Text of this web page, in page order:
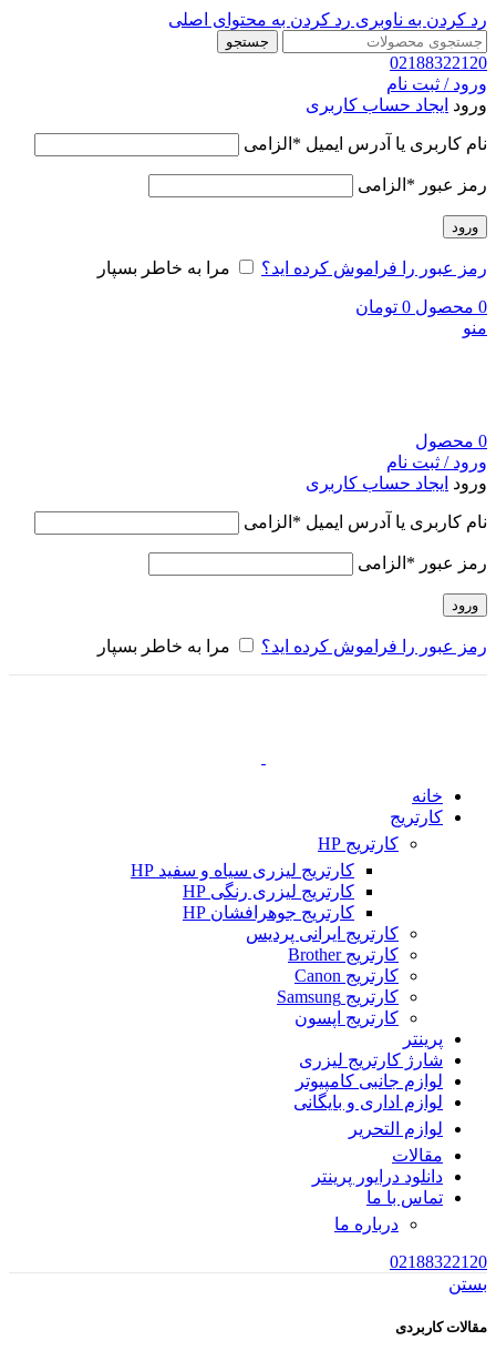
رد کردن به ناوبری رد کردن به محتوای اصلی
جستجو
02188322120
ورود / ثبت نام
ورود ایجاد حساب کاربری
نام کاربری یا آدرس ایمیل * الزامی
رمز عبور * الزامی
ورود
رمز عبور را فراموش کرده اید؟ مرا به خاطر بسپار
0 محصول 0 تومان
منو
0 محصول
ورود / ثبت نام
ورود ایجاد حساب کاربری
نام کاربری یا آدرس ایمیل * الزامی
رمز عبور * الزامی
ورود
رمز عبور را فراموش کرده اید؟ مرا به خاطر بسپار
خانه
کارتریج
کارتریج HP
کارتریج لیزری سیاه و سفید HP
کارتریج لیزری رنگی HP
کارتریج جوهرافشان HP
کارتریج ایرانی پردیس
کارتریج Brother
کارتریج Canon
کارتریج Samsung
کارتریج اپسون
پرینتر
شارژ کارتریج لیزری
لوازم جانبی کامپیوتر
لوازم اداری و بایگانی
لوازم التحریر
مقالات
دانلود درایور پرینتر
تماس با ما
درباره ما
02188322120
بستن
مقالات کاربردی